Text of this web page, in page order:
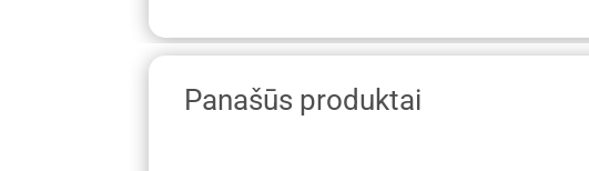
Panašūs produktai